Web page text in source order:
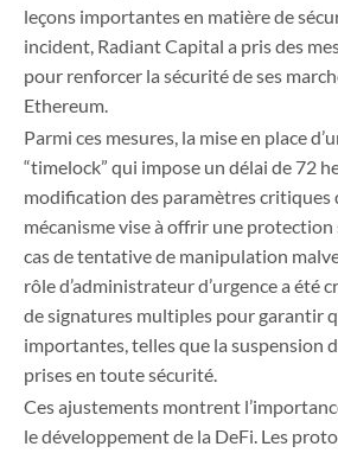
leçons importantes en matière de
incident, Radiant Capital a pris des
pour renforcer la sécurité de ses
Ethereum.
Parmi ces mesures, la mise en place
“timelock” qui impose un délai de 72
modification des paramètres critiques
mécanisme vise à offrir une
cas de tentative de manipulation
rôle d’administrateur d’urgence a été
de signatures multiples pour garantir
importantes, telles que la suspension
prises en toute sécurité.
Ces ajustements montrent
le développement de la DeFi. Les